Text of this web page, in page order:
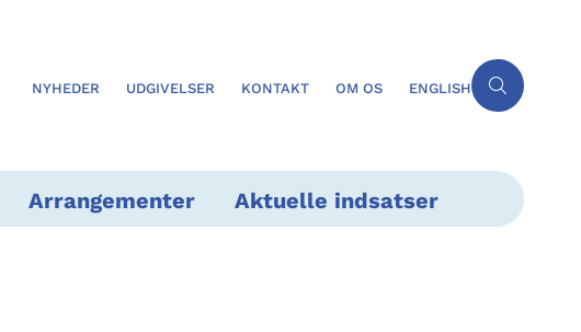
NYHEDER UDGIVELSER KONTAKT OM OS ENGLISH
Arrangementer Aktuelle indsatser